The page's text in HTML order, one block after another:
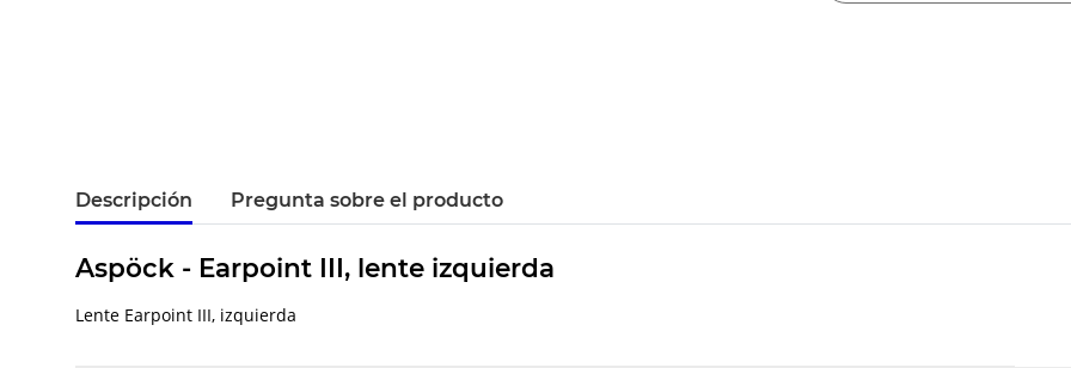
Descripción Pregunta sobre el producto
Aspöck - Earpoint III, lente izquierda
Lente Earpoint III, izquierda